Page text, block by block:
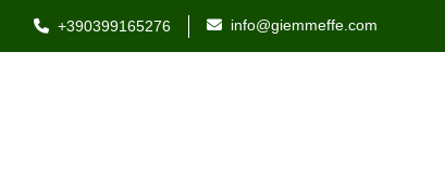
+390399165276 info@giemmeffe.com